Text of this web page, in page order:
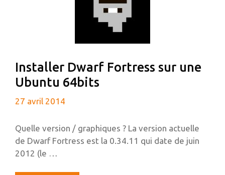
Installer Dwarf Fortress sur une
Ubuntu 64bits
27 avril 2014
Quelle version / graphiques ? La version actuelle
de Dwarf Fortress est la 0.34.11 qui date de juin
2012 (le …